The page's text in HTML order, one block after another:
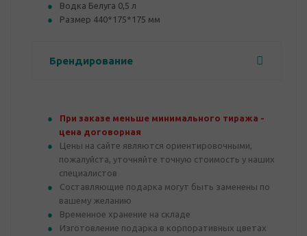
Водка Белуга 0,5 л
Размер 440*175*175 мм
Брендирование
При заказе меньше минимального тиража -
цена договорная
Цены на сайте являются ориентировочными,
пожалуйста, уточняйте точную стоимость у наших
специалистов
Составляющие подарка могут быть заменены по
вашему желанию
Временное хранение на складе
Изготовление подарка в корпоративных цветах